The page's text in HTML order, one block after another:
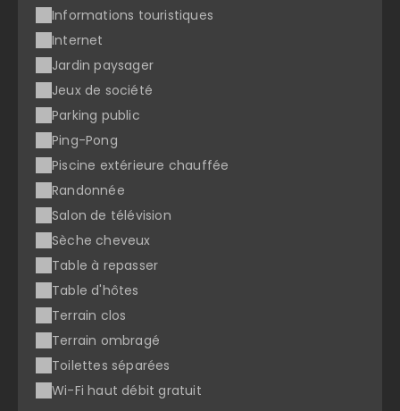
Informations touristiques
Internet
Jardin paysager
Jeux de société
Parking public
Ping-Pong
Piscine extérieure chauffée
Randonnée
Salon de télévision
Sèche cheveux
Table à repasser
Table d'hôtes
Terrain clos
Terrain ombragé
Toilettes séparées
Wi-Fi haut débit gratuit